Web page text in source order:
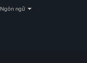
Ngôn ngữ